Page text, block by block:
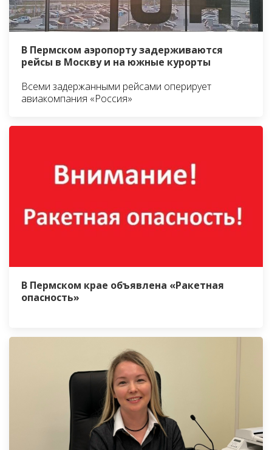
В Пермском аэропорту задерживаются
рейсы в Москву и на южные курорты
Всеми задержанными рейсами оперирует
авиакомпания «Россия»
В Пермском крае объявлена «Ракетная
опасность»